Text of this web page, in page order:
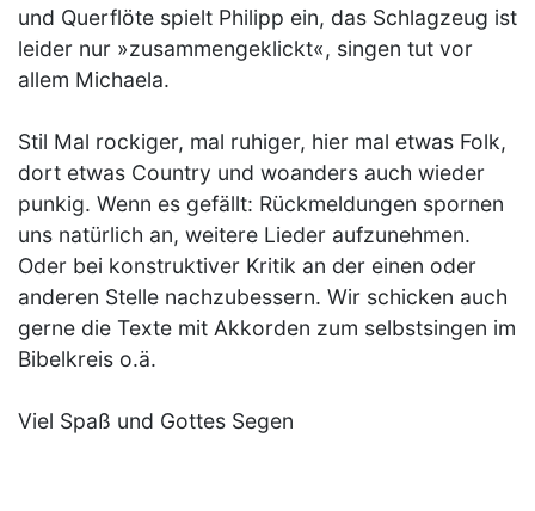
und Querflöte spielt Philipp ein, das Schlagzeug ist
leider nur »zusammengeklickt«, singen tut vor
allem Michaela.
Stil Mal rockiger, mal ruhiger, hier mal etwas Folk,
dort etwas Country und woanders auch wieder
punkig. Wenn es gefällt: Rückmeldungen spornen
uns natürlich an, weitere Lieder aufzunehmen.
Oder bei konstruktiver Kritik an der einen oder
anderen Stelle nachzubessern. Wir schicken auch
gerne die Texte mit Akkorden zum selbstsingen im
Bibelkreis o.ä.
Viel Spaß und Gottes Segen